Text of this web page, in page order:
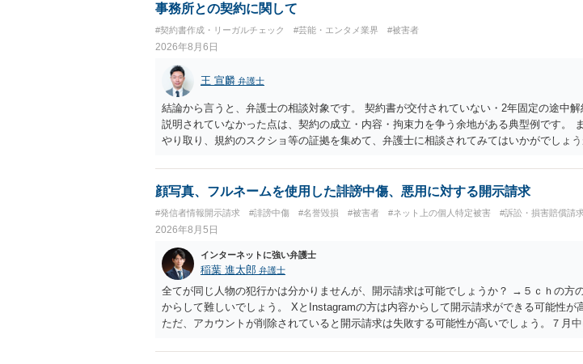
事務所との契約に関して
#契約書作成・リーガルチェック #芸能・エンタメ業界 #被害者
2026年8月6日
王 宣麟 弁護士
結論から言うと、弁護士の相談対象です。 契約書が交付されていない・2年固定の途中解
説明されていなかった点は、契約の成立・内容・拘束力を争う余地がある典型例です。
やり取り、規約のスクショ等の証拠を集めて、弁護士に相談されてみてはいかがでしょ
顔写真、フルネームを使用した誹謗中傷、悪用に対する開示請求
#発信者情報開示請求 #誹謗中傷 #名誉毀損 #被害者 #ネット上の個人特定被害 #訴訟・損害賠償請
2026年8月5日
インターネットに強い弁護士
稲葉 進太郎 弁護士
全てが同じ人物の犯行かは分かりませんが、開示請求は可能でしょうか？ →５ｃｈの方
からして難しいでしょう。 XとInstagramの方は内容からして開示請求ができる可能性が
ただ、アカウントが削除されていると開示請求は失敗する可能性が高いでしょう。７月
相手に全ての弁護士費用を負担させることは可能でしょうか？ →訴訟外の交渉で相手方